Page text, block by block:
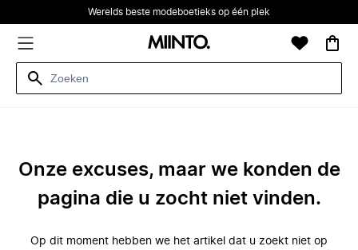
Werelds beste modeboetieks op één plek
Onze excuses, maar we konden de
pagina die u zocht niet vinden.
Op dit moment hebben we het artikel dat u zoekt niet op